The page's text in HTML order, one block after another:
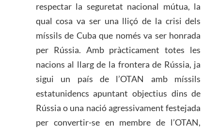
respectar la seguretat nacional mútua, la
qual cosa va ser una lliçó de la crisi dels
míssils de Cuba que només va ser honrada
per Rússia. Amb pràcticament totes les
nacions al llarg de la frontera de Rússia, ja
sigui un país de l’OTAN amb míssils
estatunidencs apuntant objectius dins de
Rússia o una nació agressivament festejada
per convertir-se en membre de l’OTAN,